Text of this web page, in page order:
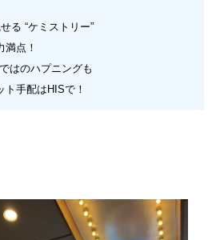
る “ケミストリー”
満点！
はのハプニングも
ト手配はHISで！